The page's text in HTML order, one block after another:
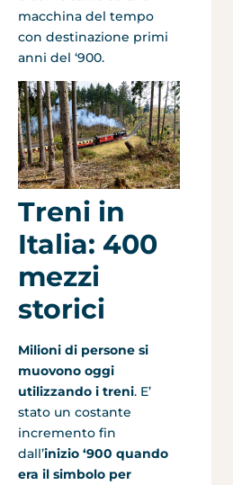
macchina del tempo
con destinazione primi
anni del ‘900.
Treni in
Italia: 400
mezzi
storici
Milioni di persone si
muovono oggi
utilizzando i treni. E’
stato un costante
incremento fin
dall’inizio ‘900 quando
era il simbolo per